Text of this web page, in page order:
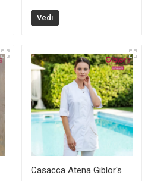
Vedi
Casacca Atena Giblor's